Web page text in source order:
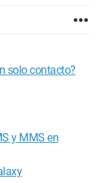
solo contacto?
y MMS en